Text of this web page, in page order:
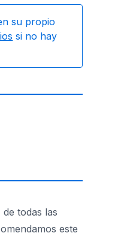
su propio
si no hay
todas las
este